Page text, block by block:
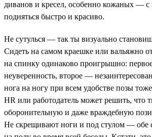
диванов и кресел, особенно кожаных —
подняться быстро и красиво.
Не сутулься — так ты визуально
Сидеть на самом краешке или вальяжно
на спинку одинаково проигрышно:
неуверенность, второе —
нога на ногу при всем удобстве позы
HR или работодатель может решить, что
оборонительную и даже враждебную
Не скрещивают ноги и под стулом — обе